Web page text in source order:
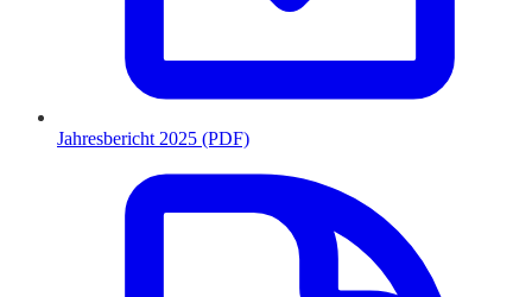
Jahresbericht 2025 (PDF)